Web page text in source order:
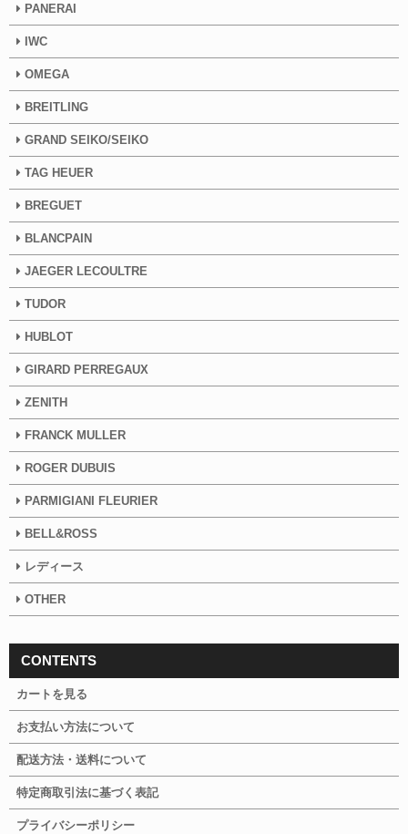
PANERAI
IWC
OMEGA
BREITLING
GRAND SEIKO/SEIKO
TAG HEUER
BREGUET
BLANCPAIN
JAEGER LECOULTRE
TUDOR
HUBLOT
GIRARD PERREGAUX
ZENITH
FRANCK MULLER
ROGER DUBUIS
PARMIGIANI FLEURIER
BELL&ROSS
レディース
OTHER
CONTENTS
カートを見る
お支払い方法について
配送方法・送料について
特定商取引法に基づく表記
プライバシーポリシー